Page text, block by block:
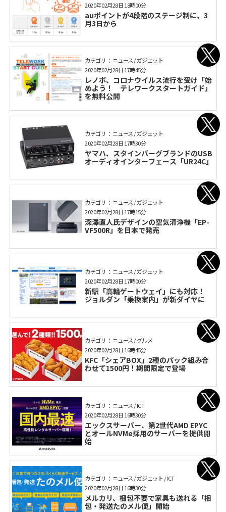
auポイントが4段階のステージ制に、3
月3日から
2020年02月28日 18時00分
カテゴリ： ニュース / ガジェット
レノボ、コロナウイルス流行を受け「始
めよう！ テレワークスタートガイド」
を無料公開
2020年02月28日 17時45分
カテゴリ： ニュース / ガジェット
ヤマハ、スタインバーグブランドのUSB
オーディオインターフェース「UR24C」
2020年02月28日 17時30分
カテゴリ： ニュース / ガジェット
深澤直人氏デザインの空気清浄機「EP-
VF500R」を日本で発売
2020年02月28日 17時15分
カテゴリ： ニュース / ガジェット
新駅「高輪ゲートウェイ」にも対応！
ジョルダン「乗換案内」が新ダイヤに
2020年02月28日 17時00分
カテゴリ： ニュース / グルメ
KFC「シェアBOX」2種のパック組み合
わせて1500円！期間限定で登場
2020年02月28日 16時45分
カテゴリ： ニュース / ICT
エックスサーバー、第2世代AMD EPYC
とオールNVMe採用のサーバーを提供開
始
2020年02月28日 16時30分
カテゴリ： ニュース / ガジェット / ICT
メルカリ、梱包不要で家具も送れる「梱
包・発送たのメル便」開始
2020年02月28日 16時30分